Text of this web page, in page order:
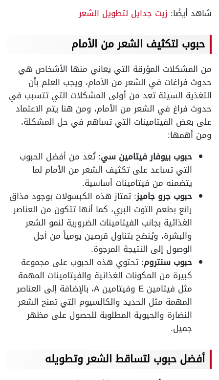
شاهد أيضًا: زيت جدايل لتطويل الشعر
حبوب لتكثيف الشعر من الأمام
من المشكلات المؤرقة التي يعاني منها الأشخاص هي
حدوث فراغات في الشعر من الأمام، ويجب العلم بأن
التغذية السيئة تعد من أولى المشكلات التي تتسبب في
حدوث فراغ في الشعر من الأمام، ومن هنا يتم الاعتماد
على بعض الفيتامينات التي تساهم في حل المشكلة،
ومن أهمها:
حبوب بيوفار فيتامين سي: تُعد من أفضل الحبوب
التي تساعد على تكثيف الشعر من الأمام لما
يتضمنه من فيتامينات أساسية.
حبوب جرو جاميز: تمتاز هذه الكبسولات بوجود مذاق
رائع بطعم التوت البري، كما أنها تتكون من العناصر
الغذائية بجانب الفيتامينات الضرورية لنمو الشعر
والبشرة، ويُنصَح بتناول قرصين يومياً من أجل
الوصول إلى النتيجة المرجوة.
حبوب سنتروم: تحتوي هذه الحبوب على مجموعة
كبيرة من المكونات الغذائية والفيتامينات المهمة
مثل فيتامين E وفيتامين A، بالإضافة إلى العناصر
المهمة مثل الحديد والكالسيوم التي تمنح الشعر
النضارة والحيوية المطلوبة للحصول على مظهر
جميل.
أفضل حبوب لتساقط الشعر وتطويله